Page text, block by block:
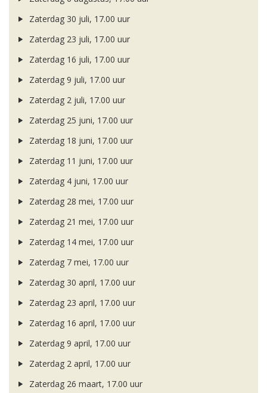
Zaterdag 30 juli, 17.00 uur
Zaterdag 23 juli, 17.00 uur
Zaterdag 16 juli, 17.00 uur
Zaterdag 9 juli, 17.00 uur
Zaterdag 2 juli, 17.00 uur
Zaterdag 25 juni, 17.00 uur
Zaterdag 18 juni, 17.00 uur
Zaterdag 11 juni, 17.00 uur
Zaterdag 4 juni, 17.00 uur
Zaterdag 28 mei, 17.00 uur
Zaterdag 21 mei, 17.00 uur
Zaterdag 14 mei, 17.00 uur
Zaterdag 7 mei, 17.00 uur
Zaterdag 30 april, 17.00 uur
Zaterdag 23 april, 17.00 uur
Zaterdag 16 april, 17.00 uur
Zaterdag 9 april, 17.00 uur
Zaterdag 2 april, 17.00 uur
Zaterdag 26 maart, 17.00 uur